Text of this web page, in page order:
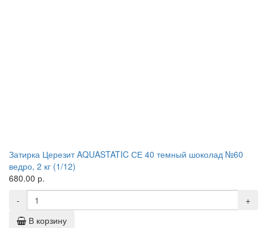
Затирка Церезит AQUASTATIC СЕ 40 темный шоколад №60
ведро, 2 кг (1/12)
680.00 р.
-
+
В корзину